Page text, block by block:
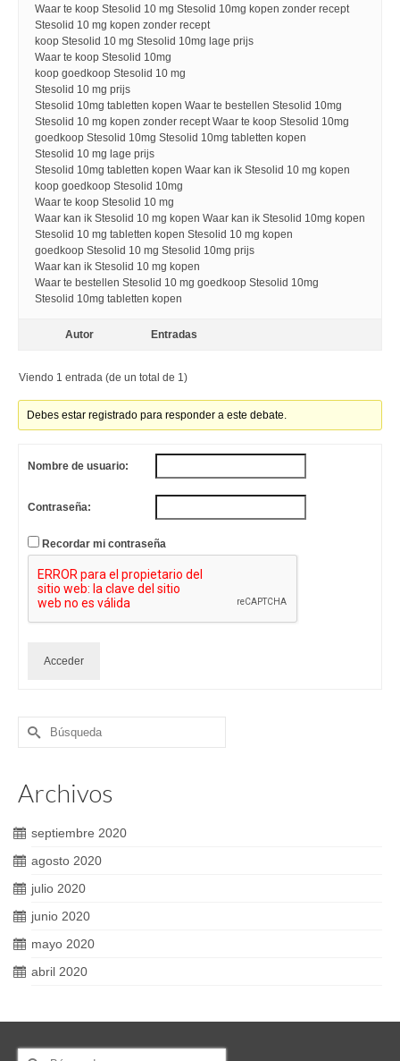
Waar te koop Stesolid 10 mg Stesolid 10mg kopen zonder recept
Stesolid 10 mg kopen zonder recept
koop Stesolid 10 mg Stesolid 10mg lage prijs
Waar te koop Stesolid 10mg
koop goedkoop Stesolid 10 mg
Stesolid 10 mg prijs
Stesolid 10mg tabletten kopen Waar te bestellen Stesolid 10mg
Stesolid 10 mg kopen zonder recept Waar te koop Stesolid 10mg
goedkoop Stesolid 10mg Stesolid 10mg tabletten kopen
Stesolid 10 mg lage prijs
Stesolid 10mg tabletten kopen Waar kan ik Stesolid 10 mg kopen
koop goedkoop Stesolid 10mg
Waar te koop Stesolid 10 mg
Waar kan ik Stesolid 10 mg kopen Waar kan ik Stesolid 10mg kopen
Stesolid 10 mg tabletten kopen Stesolid 10 mg kopen
goedkoop Stesolid 10 mg Stesolid 10mg prijs
Waar kan ik Stesolid 10 mg kopen
Waar te bestellen Stesolid 10 mg goedkoop Stesolid 10mg
Stesolid 10mg tabletten kopen
Autor Entradas
Viendo 1 entrada (de un total de 1)
Debes estar registrado para responder a este debate.
Nombre de usuario:
Contraseña:
Recordar mi contraseña
Acceder
Buscar
por:
Archivos
septiembre 2020
agosto 2020
julio 2020
junio 2020
mayo 2020
abril 2020
Buscar